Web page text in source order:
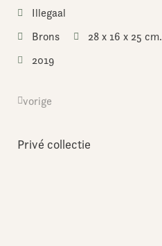
Illegaal
Brons
28 x 16 x 25 cm.
2019
Vorige
vorige
Privé collectie